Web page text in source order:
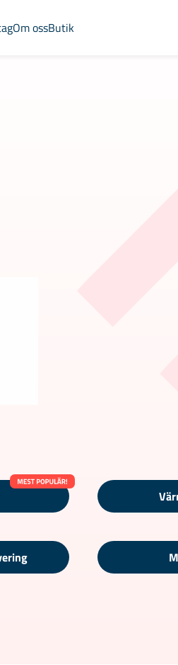
Om ossButik